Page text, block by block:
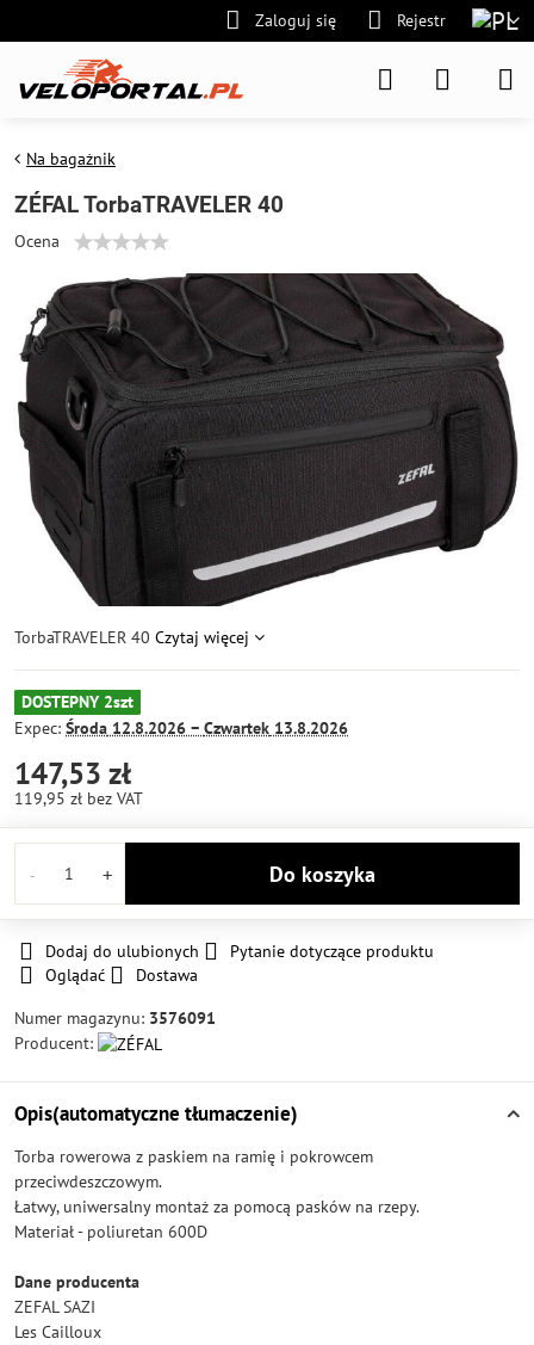
Zaloguj się Rejestr
Na bagażnik
ZÉFAL TorbaTRAVELER 40
Ocena
TorbaTRAVELER 40 Czytaj więcej
DOSTEPNY 2szt
Expec: Środa 12.8.2026 − Czwartek 13.8.2026
147,53 zł
119,95 zł bez VAT
Do koszyka
Dodaj do ulubionych
Pytanie dotyczące produktu
Oglądać
Dostawa
Numer magazynu: 3576091
Producent:
Opis(automatyczne tłumaczenie)
Torba rowerowa z paskiem na ramię i pokrowcem
przeciwdeszczowym.
Łatwy, uniwersalny montaż za pomocą pasków na rzepy.
Materiał - poliuretan 600D
Dane producenta
ZEFAL SAZI
Les Cailloux